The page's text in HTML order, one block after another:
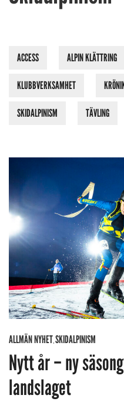
ACCESS ALPIN KLÄTTRING
KLUBBVERKSAMHET
SKIDALPINISM TÄVLING
ALLMÄN NYHET,SKIDALPINISM
Nytt år – ny
landslaget